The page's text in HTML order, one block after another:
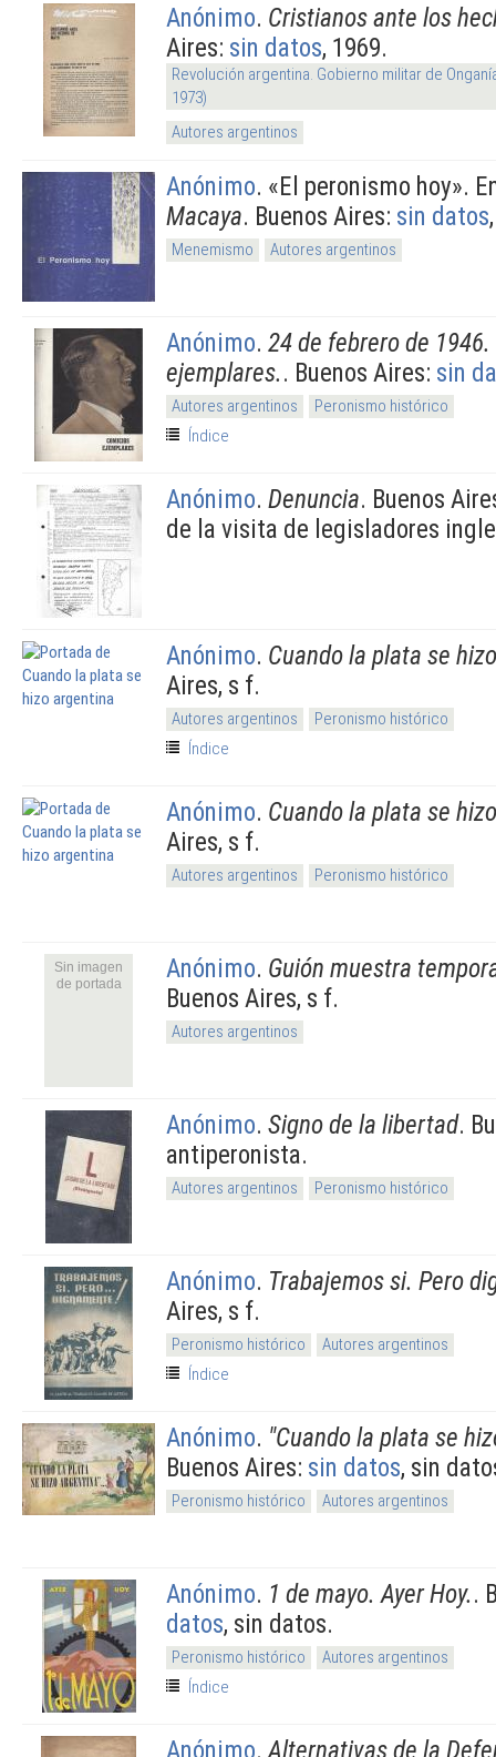
Anónimo. Cristianos ante los
Aires: sin datos, 1969.
Revolución argentina. Gobierno militar de
1973)
Autores argentinos
Anónimo. «El peronismo hoy».
Macaya. Buenos Aires: sin datos
Menemismo Autores argentinos
Anónimo. 24 de febrero de
ejemplares.. Buenos Aires: sin
Autores argentinos
Peronismo histórico
Índice
Anónimo. Denuncia. Buenos
de la visita de legisladores
Anónimo. Cuando la plata se
Aires, s f.
Autores argentinos
Peronismo histórico
Índice
Anónimo. Cuando la plata se
Aires, s f.
Autores argentinos Peronismo histórico
Sin imagen
de portada
Anónimo. Guión muestra
Buenos Aires, s f.
Autores argentinos
Anónimo. Signo de la libertad.
antiperonista.
Autores argentinos Peronismo histórico
Anónimo. Trabajemos si. Pero
Aires, s f.
Peronismo histórico
Autores argentinos
Índice
Anónimo. "Cuando la plata se
Buenos Aires: sin datos, sin
Peronismo histórico Autores argentinos
Anónimo. 1 de mayo. Ayer Hoy..
datos, sin datos.
Peronismo histórico
Autores argentinos
Índice
Anónimo. Alternativas de la